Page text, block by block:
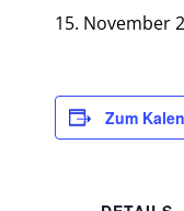
15. November
Zum